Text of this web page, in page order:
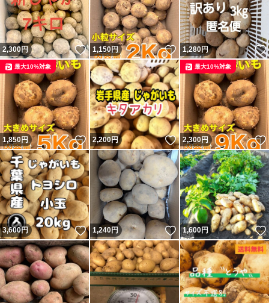
2,300円 いいね！
1,150円 いいね！
1,280円
1,850円 いいね！
最大10%対象
2,200円 いいね！
2,300円
最大10%対象
3,600円 いいね！
1,240円 いいね！
1,600円